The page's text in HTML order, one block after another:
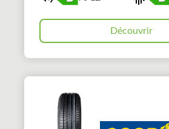
Découvrir